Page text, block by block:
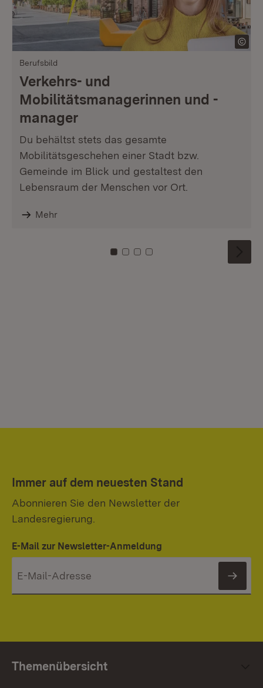
Berufsbild
Verkehrs- und
Mobilitätsmanagerinnen und -
manager
Du behältst stets das gesamte
Mobilitätsgeschehen einer Stadt bzw.
Gemeinde im Blick und gestaltest den
Lebensraum der Menschen vor Ort.
Mehr
Zu Kachel: 0
Zu Kachel: 1
Zu Kachel: 2
Zu Kachel: 3
Immer auf dem neuesten Stand
Abonnieren Sie den Newsletter der
Landesregierung.
E-Mail zur Newsletter-Anmeldung
Themenübersicht